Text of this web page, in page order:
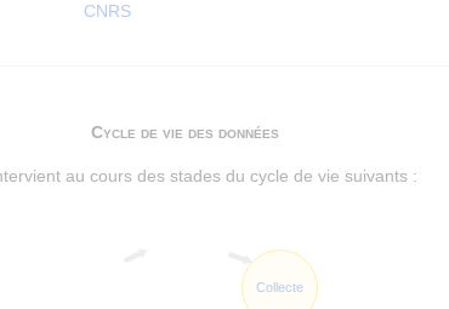
CNRS
Cycle de vie des données
au cours des stades du cycle de vie suivants :
Collecte